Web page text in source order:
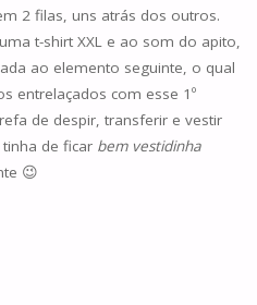
2 filas, uns atrás dos outros.
t-shirt XXL e ao som do apito,
ao elemento seguinte, o qual
entrelaçados com esse 1º
de despir, transferir e vestir
de ficar bem vestidinha
😉